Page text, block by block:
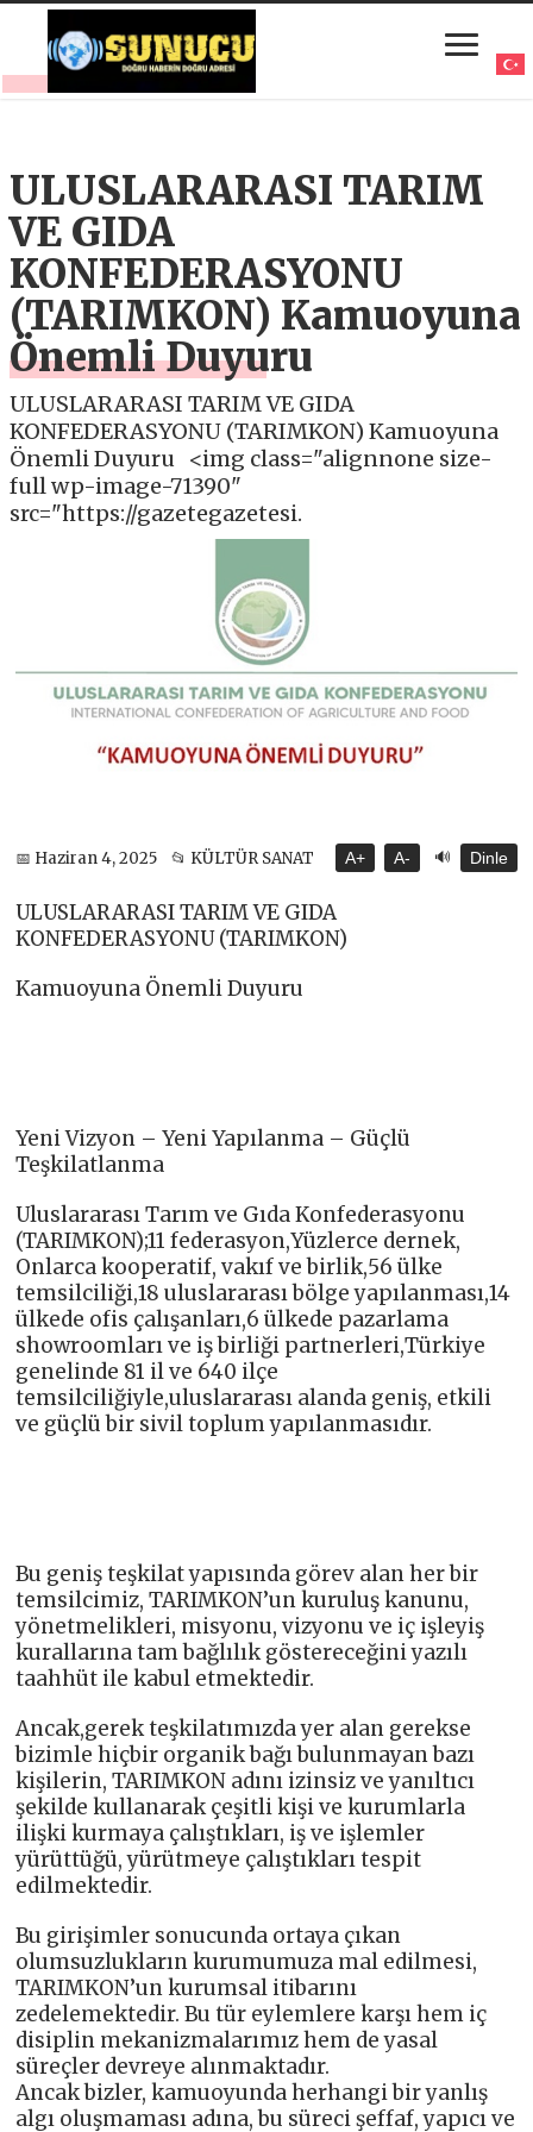
ULUSLARARASI TARIM
VE GIDA
KONFEDERASYONU
(TARIMKON) Kamuoyuna
Önemli Duyuru
ULUSLARARASI TARIM VE GIDA
KONFEDERASYONU (TARIMKON) Kamuoyuna
Önemli Duyuru <img class="alignnone size-
full wp-image-71390"
src="https://gazetegazetesi.
📅 Haziran 4, 2025 📂 KÜLTÜR SANAT A+ A- 🔊 Dinle
ULUSLARARASI TARIM VE GIDA
KONFEDERASYONU (TARIMKON)
Kamuoyuna Önemli Duyuru
Yeni Vizyon – Yeni Yapılanma – Güçlü
Teşkilatlanma
Uluslararası Tarım ve Gıda Konfederasyonu
(TARIMKON);11 federasyon,Yüzlerce dernek,
Onlarca kooperatif, vakıf ve birlik,56 ülke
temsilciliği,18 uluslararası bölge yapılanması,14
ülkede ofis çalışanları,6 ülkede pazarlama
showroomları ve iş birliği partnerleri,Türkiye
genelinde 81 il ve 640 ilçe
temsilciliğiyle,uluslararası alanda geniş, etkili
ve güçlü bir sivil toplum yapılanmasıdır.
Bu geniş teşkilat yapısında görev alan her bir
temsilcimiz, TARIMKON’un kuruluş kanunu,
yönetmelikleri, misyonu, vizyonu ve iç işleyiş
kurallarına tam bağlılık göstereceğini yazılı
taahhüt ile kabul etmektedir.
Ancak,gerek teşkilatımızda yer alan gerekse
bizimle hiçbir organik bağı bulunmayan bazı
kişilerin, TARIMKON adını izinsiz ve yanıltıcı
şekilde kullanarak çeşitli kişi ve kurumlarla
ilişki kurmaya çalıştıkları, iş ve işlemler
yürüttüğü, yürütmeye çalıştıkları tespit
edilmektedir.
Bu girişimler sonucunda ortaya çıkan
olumsuzlukların kurumumuza mal edilmesi,
TARIMKON’un kurumsal itibarını
zedelemektedir. Bu tür eylemlere karşı hem iç
disiplin mekanizmalarımız hem de yasal
süreçler devreye alınmaktadır.
Ancak bizler, kamuoyunda herhangi bir yanlış
algı oluşmaması adına, bu süreci şeffaf, yapıcı ve